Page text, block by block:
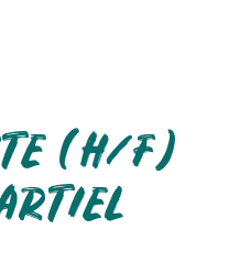
(H/F)